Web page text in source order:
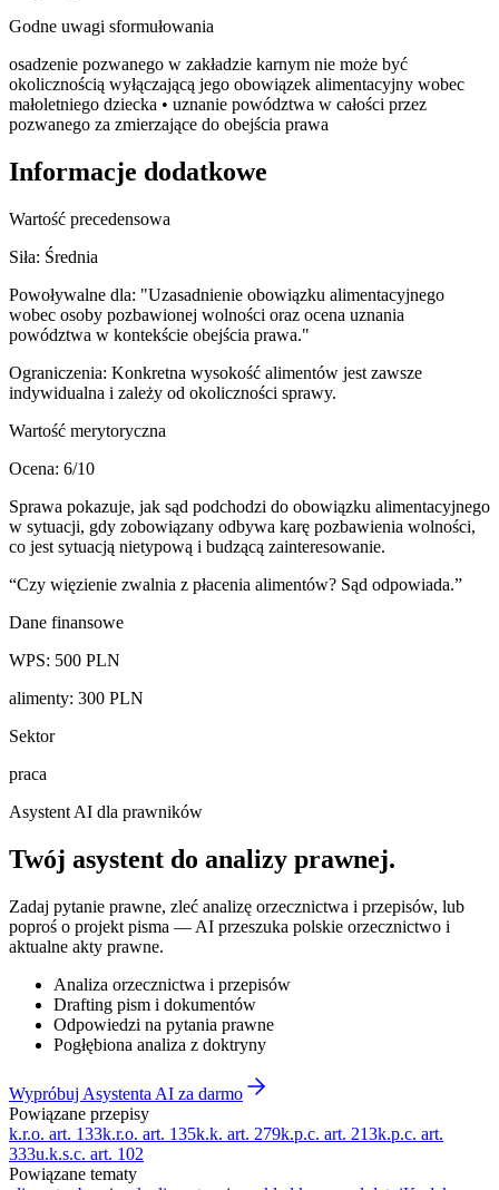
Godne uwagi sformułowania
osadzenie pozwanego w zakładzie karnym nie może być
okolicznością wyłączającą jego obowiązek alimentacyjny wobec
małoletniego dziecka • uznanie powództwa w całości przez
pozwanego za zmierzające do obejścia prawa
Informacje dodatkowe
Wartość precedensowa
Siła: Średnia
Powoływalne dla: "Uzasadnienie obowiązku alimentacyjnego
wobec osoby pozbawionej wolności oraz ocena uznania
powództwa w kontekście obejścia prawa."
Ograniczenia: Konkretna wysokość alimentów jest zawsze
indywidualna i zależy od okoliczności sprawy.
Wartość merytoryczna
Ocena: 6/10
Sprawa pokazuje, jak sąd podchodzi do obowiązku alimentacyjnego
w sytuacji, gdy zobowiązany odbywa karę pozbawienia wolności,
co jest sytuacją nietypową i budzącą zainteresowanie.
“Czy więzienie zwalnia z płacenia alimentów? Sąd odpowiada.”
Dane finansowe
WPS: 500 PLN
alimenty: 300 PLN
Sektor
praca
Asystent AI dla prawników
Twój asystent do analizy prawnej.
Zadaj pytanie prawne, zleć analizę orzecznictwa i przepisów, lub
poproś o projekt pisma — AI przeszuka polskie orzecznictwo i
aktualne akty prawne.
Analiza orzecznictwa i przepisów
Drafting pism i dokumentów
Odpowiedzi na pytania prawne
Pogłębiona analiza z doktryny
Wypróbuj Asystenta AI za darmo
Powiązane przepisy
k.r.o. art. 133k.r.o. art. 135k.k. art. 279k.p.c. art. 213k.p.c. art.
333u.k.s.c. art. 102
Powiązane tematy